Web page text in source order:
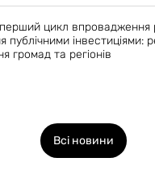
цикл впровадження
публічними інвестиціями:
громад та регіонів
Всі новини